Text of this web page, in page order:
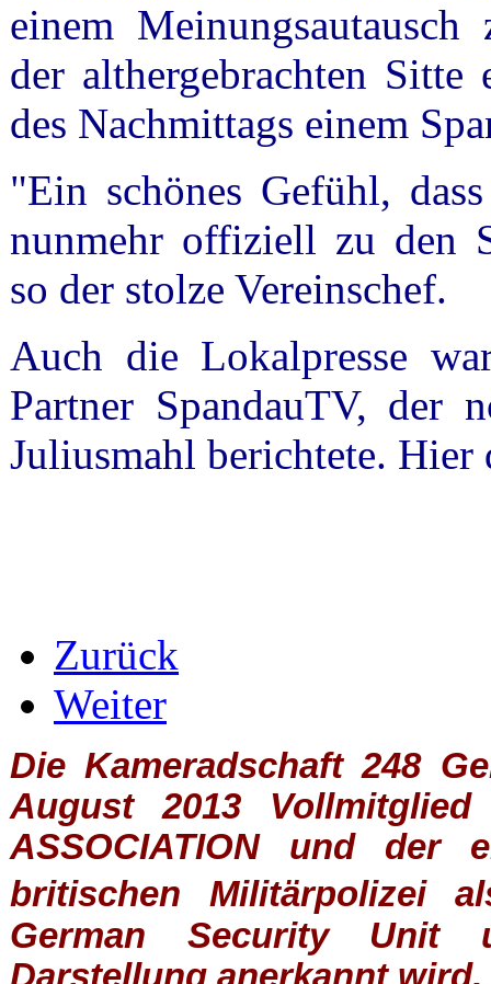
einem
der althergebrachten Sitte
des Nachmittags einem
"Ein schönes Gefühl,
nunmehr offiziell zu den
so der stolze Vereinschef.
Auch die Lokalpresse
Partner SpandauTV, der
Juliusmahl berichtete.
Zurück
Weiter
Die Kameradschaft 248
August 2013
ASSOCIATIONund der
britischen
Militärpolizei
German Security Unit